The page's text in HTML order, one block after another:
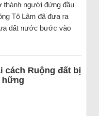
thành người đứng đầu
Tô Lâm đã đưa ra
đất nước bước vào
cách Ruộng đất bị